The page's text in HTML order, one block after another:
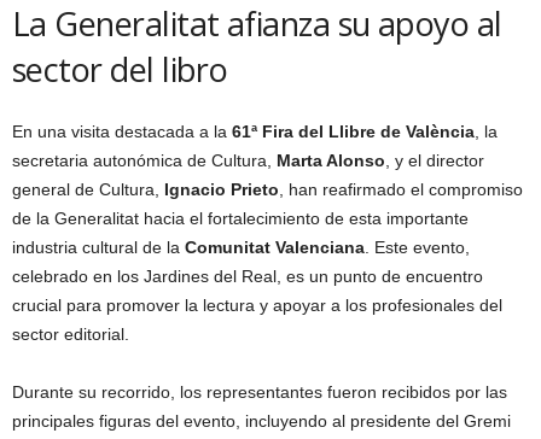
La Generalitat afianza su apoyo al
sector del libro
En una visita destacada a la 61ª Fira del Llibre de València, la
secretaria autonómica de Cultura, Marta Alonso, y el director
general de Cultura, Ignacio Prieto, han reafirmado el compromiso
de la Generalitat hacia el fortalecimiento de esta importante
industria cultural de la Comunitat Valenciana. Este evento,
celebrado en los Jardines del Real, es un punto de encuentro
crucial para promover la lectura y apoyar a los profesionales del
sector editorial.
Durante su recorrido, los representantes fueron recibidos por las
principales figuras del evento, incluyendo al presidente del Gremi